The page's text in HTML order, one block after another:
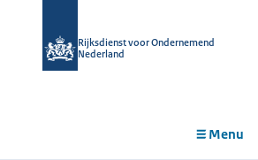
Rijksdienst voor Ondernemend
Nederland
Menu